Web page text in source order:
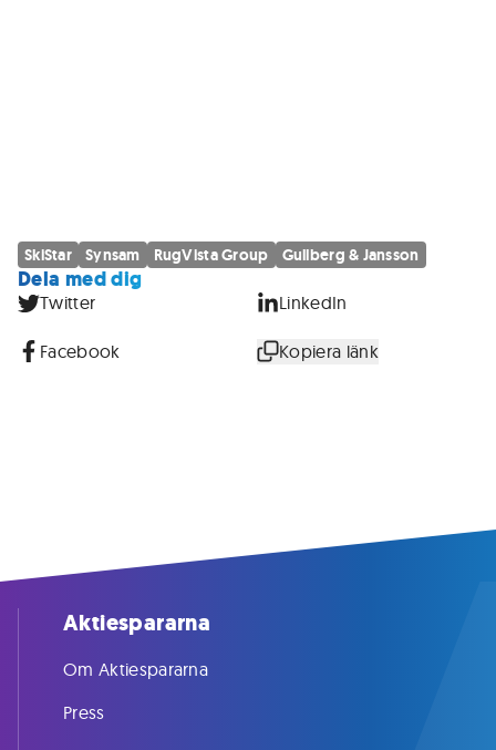
SkiStar Synsam RugVista Group Gullberg & Jansson
Dela med dig
Twitter LinkedIn
Facebook Kopiera länk
Aktiespararna
Om Aktiespararna
Press